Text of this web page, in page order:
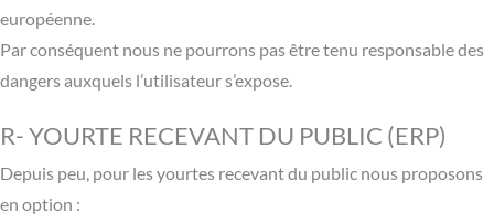
européenne.
Par conséquent nous ne pourrons pas être tenu responsable des
dangers auxquels l’utilisateur s’expose.
R- YOURTE RECEVANT DU PUBLIC (ERP)
Depuis peu, pour les yourtes recevant du public nous proposons
en option :